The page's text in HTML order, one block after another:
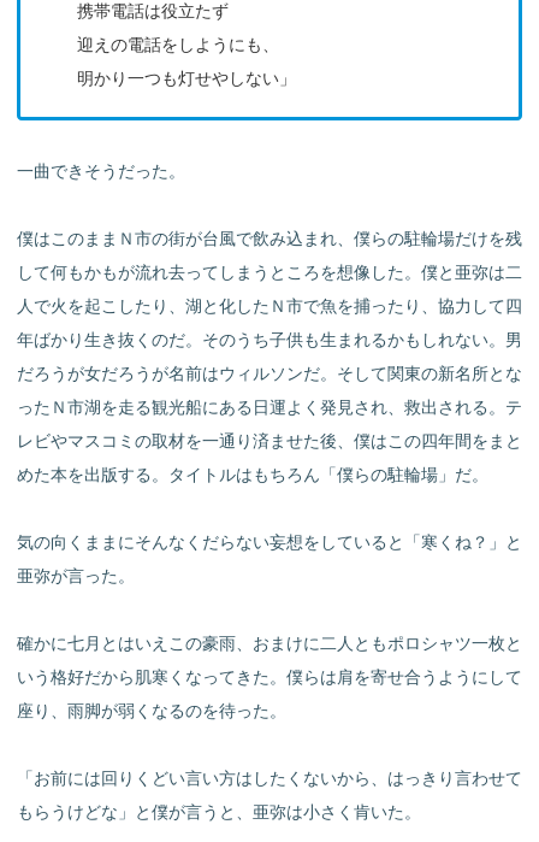
携帯電話は役立たず
迎えの電話をしようにも、
明かり一つも灯せやしない」
一曲できそうだった。
僕はこのままＮ市の街が台風で飲み込まれ、僕らの駐輪場だけを残
して何もかもが流れ去ってしまうところを想像した。僕と亜弥は二
人で火を起こしたり、湖と化したＮ市で魚を捕ったり、協力して四
年ばかり生き抜くのだ。そのうち子供も生まれるかもしれない。男
だろうが女だろうが名前はウィルソンだ。そして関東の新名所とな
ったＮ市湖を走る観光船にある日運よく発見され、救出される。テ
レビやマスコミの取材を一通り済ませた後、僕はこの四年間をまと
めた本を出版する。タイトルはもちろん「僕らの駐輪場」だ。
気の向くままにそんなくだらない妄想をしていると「寒くね？」と
亜弥が言った。
確かに七月とはいえこの豪雨、おまけに二人ともポロシャツ一枚と
いう格好だから肌寒くなってきた。僕らは肩を寄せ合うようにして
座り、雨脚が弱くなるのを待った。
「お前には回りくどい言い方はしたくないから、はっきり言わせて
もらうけどな」と僕が言うと、亜弥は小さく肯いた。